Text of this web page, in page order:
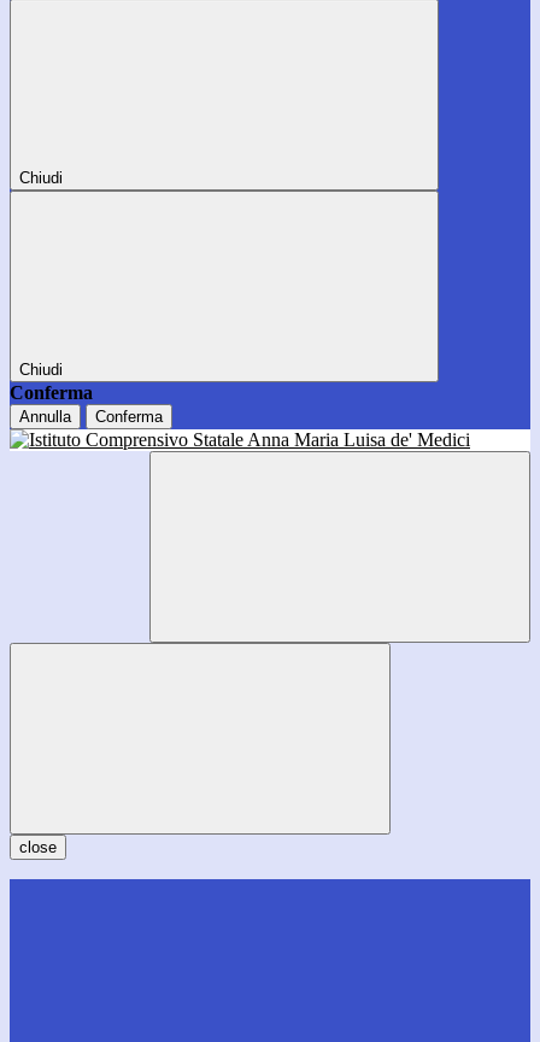
Chiudi
Chiudi
Conferma
Annulla Conferma
close